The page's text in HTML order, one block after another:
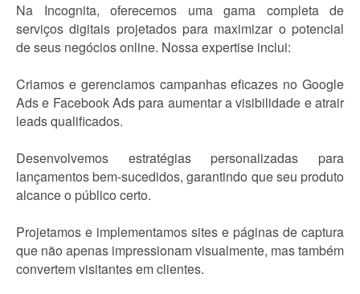
Na Incognita, oferecemos uma gama completa de
serviços digitais projetados para maximizar o potencial
de seus negócios online. Nossa expertise inclui:
Criamos e gerenciamos campanhas eficazes no Google
Ads e Facebook Ads para aumentar a visibilidade e atrair
leads qualificados.
Desenvolvemos estratégias personalizadas para
lançamentos bem-sucedidos, garantindo que seu produto
alcance o público certo.
Projetamos e implementamos sites e páginas de captura
que não apenas impressionam visualmente, mas também
convertem visitantes em clientes.